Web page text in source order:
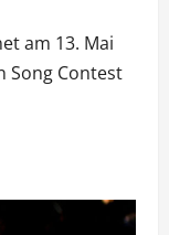
am 13. Mai
Song Contest